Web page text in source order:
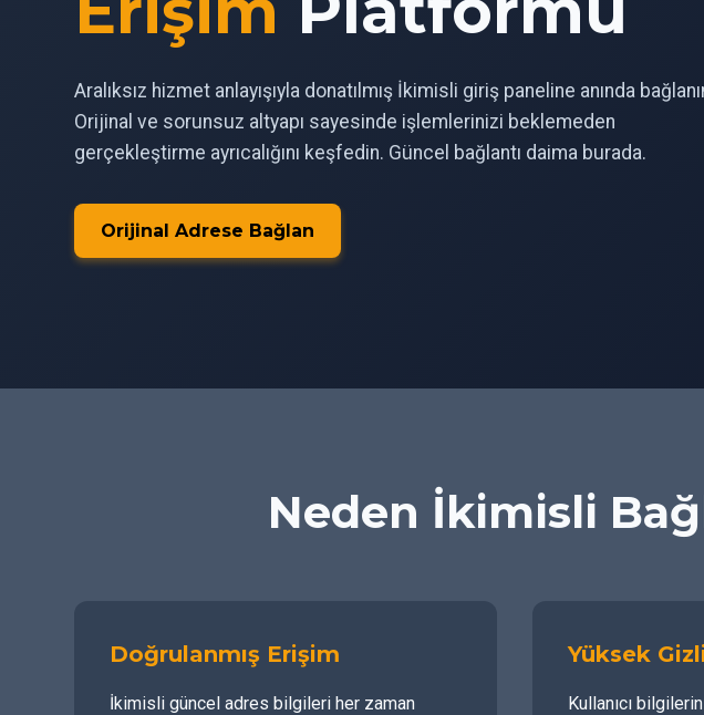
Aralıksız hizmet anlayışıyla donatılmış İkimisli giriş paneline anında
Orijinal ve sorunsuz altyapı sayesinde işlemlerinizi beklemeden
gerçekleştirme ayrıcalığını keşfedin. Güncel bağlantı daima burada.
Orijinal Adrese Bağlan
Neden İkimisli
Doğrulanmış Erişim
İkimisli güncel adres bilgileri her zaman
Yüksek
Kullanıcı